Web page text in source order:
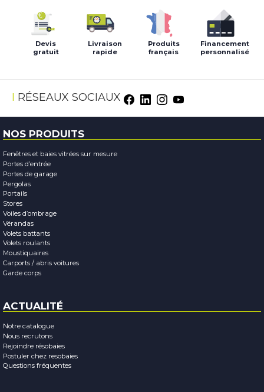
Devis
gratuit
Livraison
rapide
Produits
français
Financement
personnalisé
RÉSEAUX SOCIAUX
NOS PRODUITS
Fenêtres et baies vitrées sur mesure
Portes d’entrée
Portes de garage
Pergolas
Portails
Stores
Voiles d’ombrage
Vérandas
Volets battants
Volets roulants
Moustiquaires
Carports / abris voitures
Garde corps
ACTUALITÉ
Notre catalogue
Nous recrutons
Rejoindre résobaies
Postuler chez resobaies
Questions fréquentes